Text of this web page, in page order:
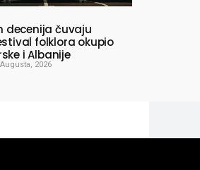
decenija čuvaju
folklora okupio
i Albanije
2026